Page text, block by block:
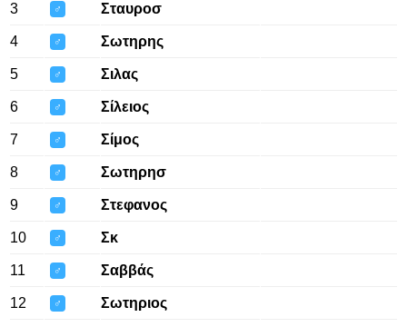
3 ♂ Σταυροσ
4 ♂ Σωτηρης
5 ♂ Σιλας
6 ♂ Σίλειος
7 ♂ Σίμος
8 ♂ Σωτηρησ
9 ♂ Στεφανος
10 ♂ Σκ
11 ♂ Σαββάς
12 ♂ Σωτηριος